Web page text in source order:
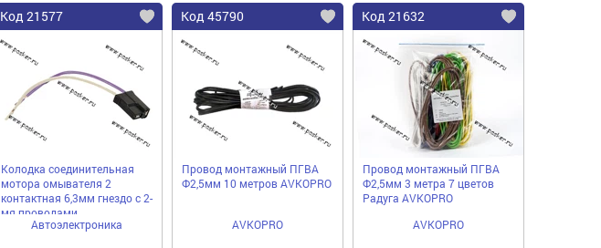
Код 21577
Колодка соединительная
мотора омывателя 2
контактная 6,3мм гнездо с 2-
мя проводами
АВТОЭЛЕКТРОНИКА
Автоэлектроника
Код 45790
Провод монтажный ПГВА
Ф2,5мм 10 метров AVKOPRO
AVKOPRO
Код 21632
Провод монтажный ПГВА
Ф2,5мм 3 метра 7 цветов
Радуга AVKOPRO
AVKOPRO